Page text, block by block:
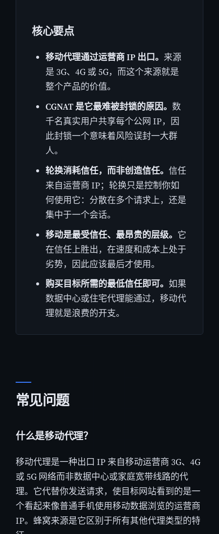
核心要点
移动代理通过运营商 IP 出口。 来源
是 3G、4G 或 5G，而这个来源就是
整个产品的价值。
CGNAT 是它最难被封锁的原因。 数
千名真实用户共享每个公网 IP，因
此封锁一个意味着风险误封一大群
人。
轮换消耗信任，而非创造信任。 信任
来自运营商 IP；轮换只是控制你如
何使用它：分散在多个请求上，还是
集中于一个会话。
移动是最受信任、最昂贵的层级。 它
在信任上胜出，在速度和成本上处于
劣势，因此应该最后才使用。
购买目标所需的最低信任即可。 如果
数据中心或住宅代理能通过，移动代
理就是浪费的开支。
常见问题
什么是移动代理？
移动代理是一种出口 IP 来自移动运营商 3G、4G
或 5G 网络而非数据中心或家庭宽带线路的代
理。它代替你发送请求，使目标网站看到的是一
个看起来像普通手机使用移动数据浏览的运营商
IP。蜂窝来源是它区别于所有其他代理类型的特